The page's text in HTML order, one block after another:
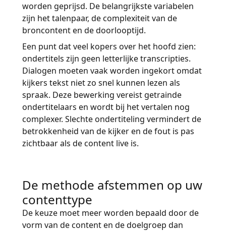
worden geprijsd. De belangrijkste variabelen
zijn het talenpaar, de complexiteit van de
broncontent en de doorlooptijd.
Een punt dat veel kopers over het hoofd zien:
ondertitels zijn geen letterlijke transcripties.
Dialogen moeten vaak worden ingekort omdat
kijkers tekst niet zo snel kunnen lezen als
spraak. Deze bewerking vereist getrainde
ondertitelaars en wordt bij het vertalen nog
complexer. Slechte ondertiteling vermindert de
betrokkenheid van de kijker en de fout is pas
zichtbaar als de content live is.
De methode afstemmen op uw
contenttype
De keuze moet meer worden bepaald door de
vorm van de content en de doelgroep dan